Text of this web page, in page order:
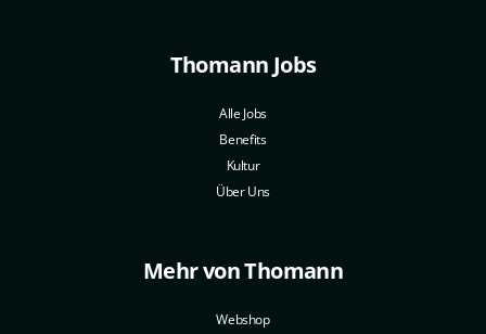
Thomann Jobs
Alle Jobs
Benefits
Kultur
Über Uns
Mehr von Thomann
Webshop